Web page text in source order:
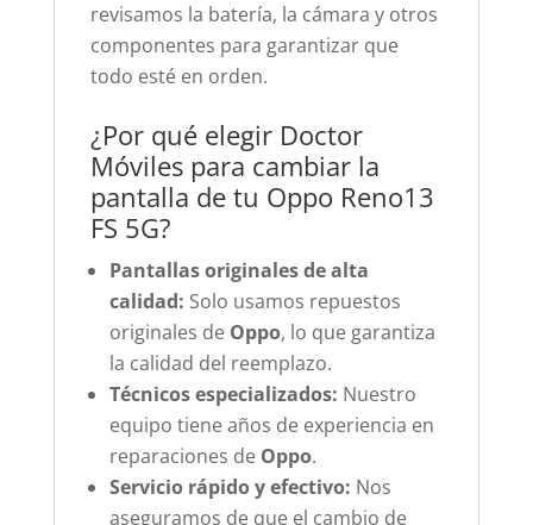
revisamos la batería, la cámara y otros
componentes para garantizar que
todo esté en orden.
¿Por qué elegir Doctor
Móviles para cambiar la
pantalla de tu Oppo Reno13
FS 5G?
Pantallas originales de alta
calidad: Solo usamos repuestos
originales de Oppo, lo que garantiza
la calidad del reemplazo.
Técnicos especializados: Nuestro
equipo tiene años de experiencia en
reparaciones de Oppo.
Servicio rápido y efectivo: Nos
aseguramos de que el cambio de